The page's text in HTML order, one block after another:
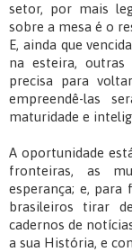
setor, por mais
sobre a mesa é o
E, ainda que
na esteira,
precisa para
empreendê-las
maturidade e
A oportunidade
fronteiras, as
esperança; e, para
brasileiros tirar
cadernos de
a sua História, e